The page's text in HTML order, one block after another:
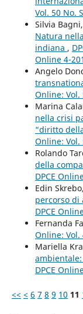
Vol. 50 No.
Silvia Bagni,
Natura
indiana ,
Online 4-
Angelo
Online: Vol.
Marina
nella crisi
“diritto
Online: Vol.
Rolando
della
DPCE
Edin Skrebo,
percorso di
DPCE
Fernanda
Online: Vol.
Mariella
DPCE
<< < 6 7 8 9 10 11